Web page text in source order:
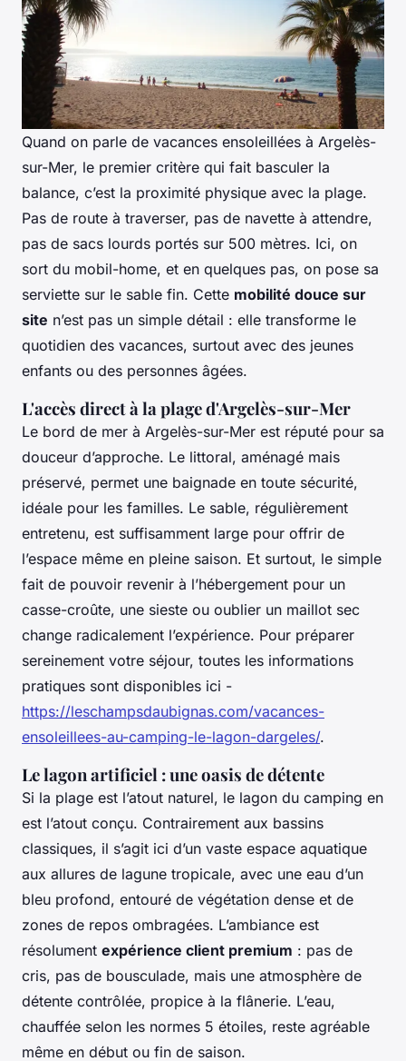
Quand on parle de vacances ensoleillées à Argelès-
sur-Mer, le premier critère qui fait basculer la
balance, c’est la proximité physique avec la plage.
Pas de route à traverser, pas de navette à attendre,
pas de sacs lourds portés sur 500 mètres. Ici, on
sort du mobil-home, et en quelques pas, on pose sa
serviette sur le sable fin. Cette mobilité douce sur
site n’est pas un simple détail : elle transforme le
quotidien des vacances, surtout avec des jeunes
enfants ou des personnes âgées.
L'accès direct à la plage d'Argelès-sur-Mer
Le bord de mer à Argelès-sur-Mer est réputé pour sa
douceur d’approche. Le littoral, aménagé mais
préservé, permet une baignade en toute sécurité,
idéale pour les familles. Le sable, régulièrement
entretenu, est suffisamment large pour offrir de
l’espace même en pleine saison. Et surtout, le simple
fait de pouvoir revenir à l’hébergement pour un
casse-croûte, une sieste ou oublier un maillot sec
change radicalement l’expérience. Pour préparer
sereinement votre séjour, toutes les informations
pratiques sont disponibles ici -
https://leschampsdaubignas.com/vacances-
ensoleillees-au-camping-le-lagon-dargeles/.
Le lagon artificiel : une oasis de détente
Si la plage est l’atout naturel, le lagon du camping en
est l’atout conçu. Contrairement aux bassins
classiques, il s’agit ici d’un vaste espace aquatique
aux allures de lagune tropicale, avec une eau d’un
bleu profond, entouré de végétation dense et de
zones de repos ombragées. L’ambiance est
résolument expérience client premium : pas de
cris, pas de bousculade, mais une atmosphère de
détente contrôlée, propice à la flânerie. L’eau,
chauffée selon les normes 5 étoiles, reste agréable
même en début ou fin de saison.